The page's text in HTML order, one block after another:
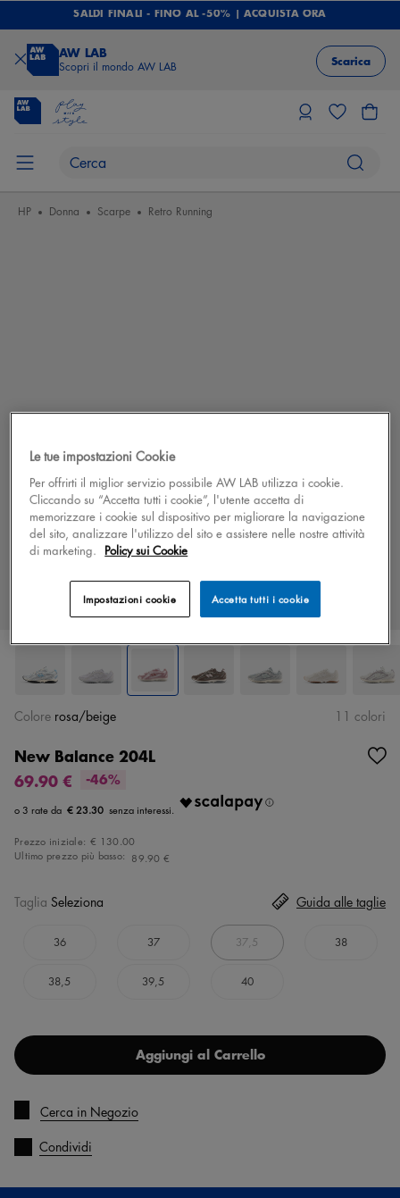
SALDI FINALI - FINO AL -50% | ACQUISTA ORA
AW LAB
Scopri il mondo AW LAB Scarica
HP Donna Scarpe Retro Running
New Balance 204L
69.90 €
-46%
€ 23.30
Prezzo iniziale: € 130.00
Ultimo prezzo più basso: 89.90 €
Colore rosa/beige 11 colori
Taglia Seleziona
36 37 37,5 38
38,5 39,5 40
Guida alle taglie
Aggiungi al Carrello
Cerca in Negozio
Condividi
Le tue impostazioni Cookie
Per offrirti il miglior servizio possibile AW LAB utilizza i cookie.
Cliccando su “Accetta tutti i cookie”, l'utente accetta di
memorizzare i cookie sul dispositivo per migliorare la navigazione
del sito, analizzare l'utilizzo del sito e assistere nelle nostre attività
di marketing. Policy sui Cookie
Accetta tutti i cookie
Impostazioni cookie